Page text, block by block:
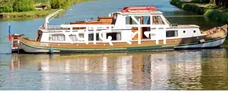
स्वाद लेना